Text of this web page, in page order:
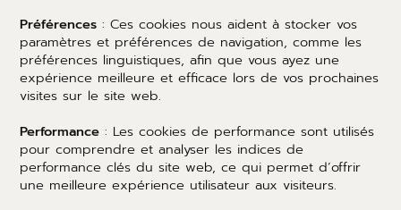
Préférences : Ces cookies nous aident à stocker vos
paramètres et préférences de navigation, comme les
préférences linguistiques, afin que vous ayez une
expérience meilleure et efficace lors de vos prochaines
visites sur le site web.
Performance : Les cookies de performance sont utilisés
pour comprendre et analyser les indices de
performance clés du site web, ce qui permet d’offrir
une meilleure expérience utilisateur aux visiteurs.